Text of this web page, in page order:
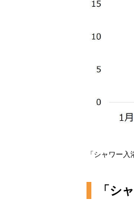
「シャワー
「シ